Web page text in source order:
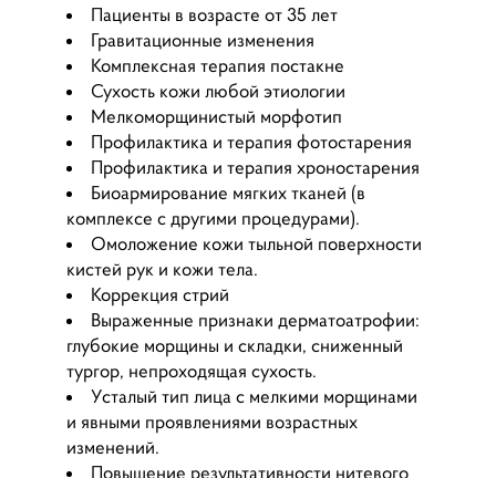
Пациенты в возрасте от 35 лет
Гравитационные изменения
Комплексная терапия постакне
Сухость кожи любой этиологии
Мелкоморщинистый морфотип
Профилактика и терапия фотостарения
Профилактика и терапия хроностарения
Биоармирование мягких тканей (в
комплексе с другими процедурами).
Омоложение кожи тыльной поверхности
кистей рук и кожи тела.
Коррекция стрий
Выраженные признаки дерматоатрофии:
глубокие морщины и складки, сниженный
тургор, непроходящая сухость.
Усталый тип лица с мелкими морщинами
и явными проявлениями возрастных
изменений.
Повышение результативности нитевого